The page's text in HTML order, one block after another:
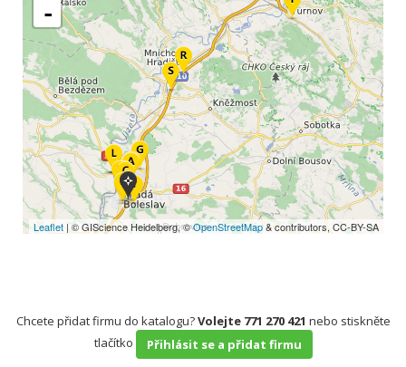
-
Leaflet | © GIScience Heidelberg, ©OpenStreetMap& contributors, CC-BY-SA
Chcete přidat firmu do katalogu?Volejte 771 270 421 nebo stiskněte
tlačítko
Přihlásit se a přidat firmu